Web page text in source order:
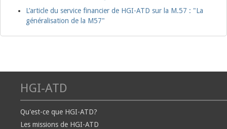
L’article du service financier de HGI-ATD sur la M.57 : "La
généralisation de la M57"
HGI-ATD
Qu'est-ce que HGI-ATD?
Les missions de HGI-ATD